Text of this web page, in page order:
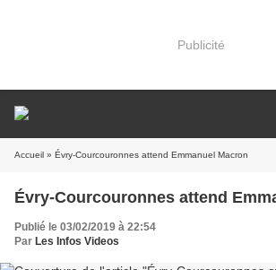
Publicité
Accueil » Évry-Courcouronnes attend Emmanuel Macron
Évry-Courcouronnes attend
Publié le 03/02/2019 à 22:54
Par Les Infos Videos